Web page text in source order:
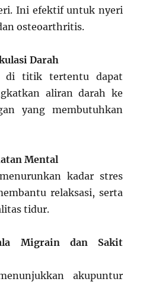
Ini efektif untuk nyeri
osteoarthritis.
Darah
di titik tertentu dapat
aliran darah ke
yang membutuhkan
Mental
kadar stres
relaksasi, serta
tidur.
Migrain dan Sakit
akupuntur